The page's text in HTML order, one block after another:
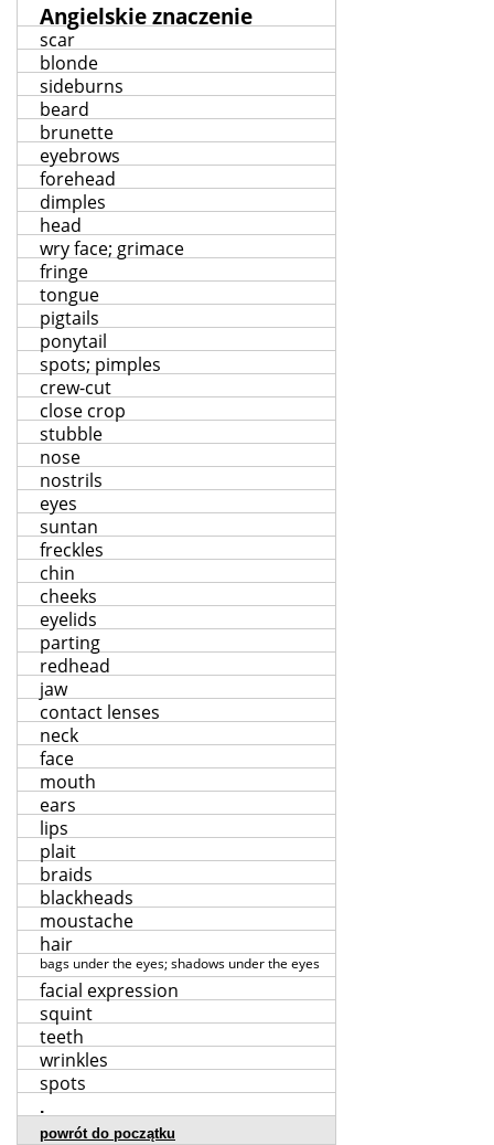
Angielskie znaczenie
scar
blonde
sideburns
beard
brunette
eyebrows
forehead
dimples
head
wry face; grimace
fringe
tongue
pigtails
ponytail
spots; pimples
crew-cut
close crop
stubble
nose
nostrils
eyes
suntan
freckles
chin
cheeks
eyelids
parting
redhead
jaw
contact lenses
neck
face
mouth
ears
lips
plait
braids
blackheads
moustache
hair
bags under the eyes; shadows under the eyes
facial expression
squint
teeth
wrinkles
spots
.
powrót do początku